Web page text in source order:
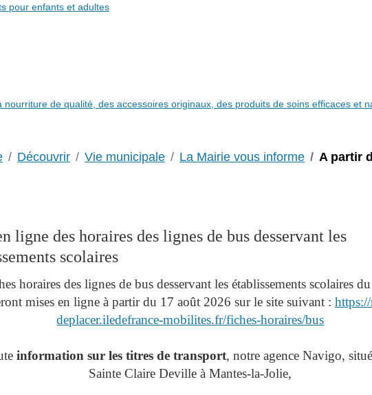
pour enfants et adultes
nourriture de qualité, des accessoires originaux, des produits de soins efficaces et
Découvrir Vie municipale La Mairie vous informe A partir
ligne des horaires des lignes de bus desservant les
scolaires
horaires des lignes de bus desservant les établissements scolaires
mises en ligne à partir du 17 août 2026 sur le site suivant :
deplacer.iledefrance-mobilites.fr/fiches-horaires/bus
information sur les titres de transport, notre agence Navigo,
Sainte Claire Deville à Mantes-la-Jolie,